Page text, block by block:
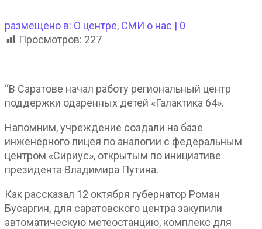
размещено в: О центре, СМИ о нас | 0
Просмотров: 227
“В Саратове начал работу региональный центр
поддержки одаренных детей «Галактика 64».
Напомним, учреждение создали на базе
инженерного лицея по аналогии с федеральным
центром «Сириус», открытым по инициативе
президента Владимира Путина.
Как рассказал 12 октября губернатор Роман
Бусаргин, для саратовского центра закупили
автоматическую метеостанцию, комплекс для